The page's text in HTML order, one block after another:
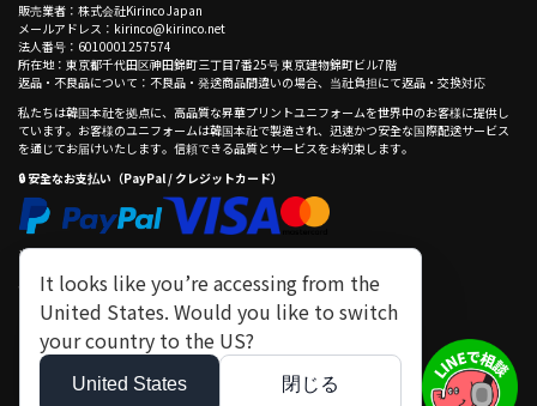
販売業者：株式会社Kirinco Japan
メールアドレス：kirinco@kirinco.net
法人番号：6010001257574
所在地：東京都千代田区神田錦町三丁目7番25号 東京建物錦町ビル7階
返品・不良品について：不良品・発送商品間違いの場合、当社負担にて返品・交換対応
私たちは韓国本社を拠点に、高品質な昇華プリントユニフォームを世界中のお客様に提供し
ています。お客様のユニフォームは韓国本社で製造され、迅速かつ安全な国際配送サービス
を通じてお届けいたします。信頼できる品質とサービスをお約束します。
🔒 安全なお支払い（PayPal / クレジットカード）
当サイトでは、PayPalの安全な決済システムを使用しています。
クレジットカード（Visa・Mastercard）でのお支払いにも対応しており、
すべての決済はPayPalを通じて安全に処理されます。
PayPalの購入者保護が適用されるため、安心してご利用いただけます。
サービス利用規約 個人情報取扱方針
It looks like you’re accessing from the
United States. Would you like to switch
your country to the US?
United States 閉じる